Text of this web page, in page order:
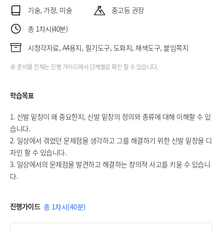
기술, 가정, 미술
중고등 권장
총 1차시(40분)
시청각자료, A4용지, 필기도구, 도화지, 채색도구, 붙임쪽지
※ 준비물 전체는 진행 가이드에서 단계별로 확인 할 수 있습니다.
학습목표
1. 신발 밑창이 왜 중요한지, 신발 밑창의 정의와 종류에 대해 이해할 수 있
습니다.
2. 일상에서 겪었던 문제점을 생각하고 그를 해결하기 위한 신발 밑창을 디
자인 할 수 있습니다.
3. 일상에서의 문제점을 발견하고 해결하는 창의적 사고를 키울 수 있습니
다.
진행가이드 총 1차시(40분)